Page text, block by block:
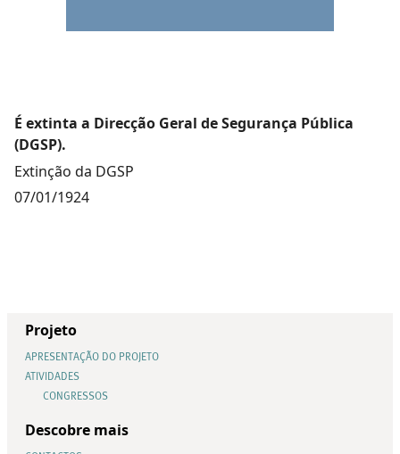
É extinta a Direcção Geral de Segurança Pública
(DGSP).
Extinção da DGSP
07/01/1924
Projeto
APRESENTAÇÃO DO PROJETO
ATIVIDADES
CONGRESSOS
Descobre mais